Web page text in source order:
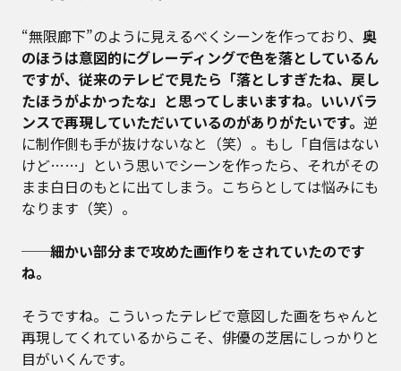
“無限廊下”のように見えるべくシーンを作っており、 奥
のほうは意図的にグレーディングで色を落としているん
ですが、従来のテレビで見たら「落としすぎたね、戻し
たほうがよかったな」と思ってしまいますね。いいバラ
ンスで再現していただいているのがありがたいです。 逆
に制作側も手が抜けないなと（笑）。もし「自信はない
けど……」という思いでシーンを作ったら、それがその
まま白日のもとに出てしまう。こちらとしては悩みにも
なります（笑）。
──細かい部分まで攻めた画作りをされていたのです
ね。
そうですね。こういったテレビで意図した画をちゃんと
再現してくれているからこそ、俳優の芝居にしっかりと
目がいくんです。